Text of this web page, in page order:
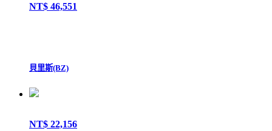
NT$ 46,551
貝里斯(BZ)
NT$ 22,156